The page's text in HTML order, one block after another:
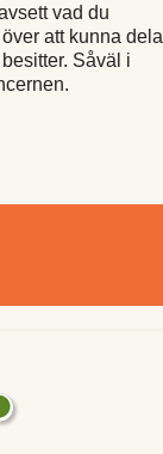
vad du
att kunna dela
Såväl i